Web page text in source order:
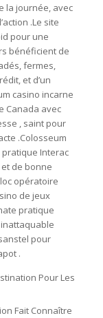
la journée, avec
.Le site
pour une
bénéficient de
fermes,
et d’un
casino incarne
Canada avec
, saint pour
.Colosseum
Interac
de bonne
opératoire
de jeux
pratique
pour
.
Pour Les
Fait Connaître